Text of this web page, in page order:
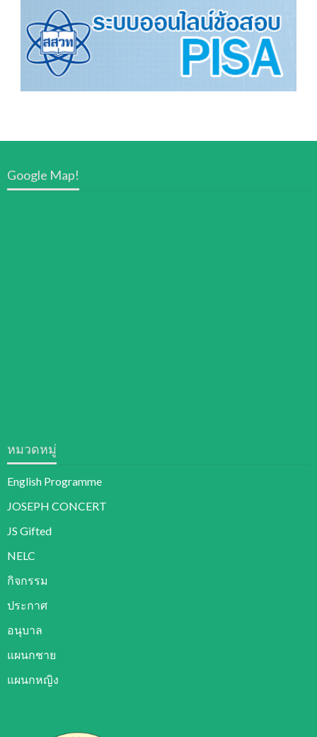
Google Map!
หมวดหมู่
English Programme
JOSEPH CONCERT
JS Gifted
NELC
กิจกรรม
ประกาศ
อนุบาล
แผนกชาย
แผนกหญิง